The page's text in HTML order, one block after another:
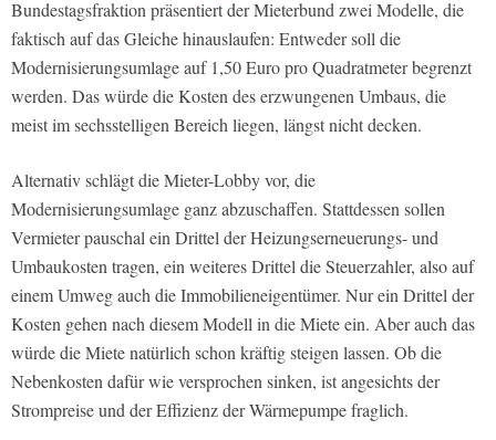
Bundestagsfraktion präsentiert der Mieterbund zwei Modelle, die
faktisch auf das Gleiche hinauslaufen: Entweder soll die
Modernisierungsumlage auf 1,50 Euro pro Quadratmeter begrenzt
werden. Das würde die Kosten des erzwungenen Umbaus, die
meist im sechsstelligen Bereich liegen, längst nicht decken.
Alternativ schlägt die Mieter-Lobby vor, die
Modernisierungsumlage ganz abzuschaffen. Stattdessen sollen
Vermieter pauschal ein Drittel der Heizungserneuerungs- und
Umbaukosten tragen, ein weiteres Drittel die Steuerzahler, also auf
einem Umweg auch die Immobilieneigentümer. Nur ein Drittel der
Kosten gehen nach diesem Modell in die Miete ein. Aber auch das
würde die Miete natürlich schon kräftig steigen lassen. Ob die
Nebenkosten dafür wie versprochen sinken, ist angesichts der
Strompreise und der Effizienz der Wärmepumpe fraglich.